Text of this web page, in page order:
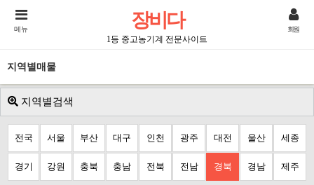
장비다
1등 중고농기계 전문사이트
메뉴 회원
지역별매물
지역별검색
전국 서울 부산 대구 인천 광주 대전 울산 세종
경기 강원 충북 충남 전북 전남 경북 경남 제주